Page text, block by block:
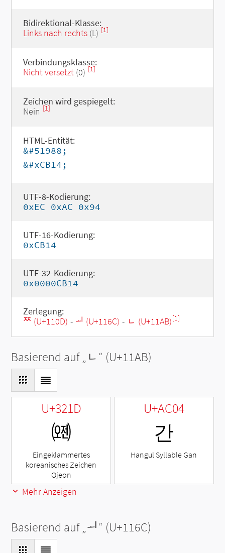
Bidirektional-Klasse:
Links nach rechts(L) [1]
Verbindungsklasse:
Nicht versetzt(0) [1]
Zeichen wird gespiegelt:
Nein [1]
HTML-Entität:
&#51988;
&#xCB14;
UTF-8-Kodierung:
0xEC 0xAC 0x94
UTF-16-Kodierung:
0xCB14
UTF-32-Kodierung:
0x0000CB14
Zerlegung:
ᄍ (U+110D) - ᅬ (U+116C) - ᆫ (U+11AB)[1]
Basierend auf „ ᆫ“ (U+11AB)
U+321D
㈝
Eingeklammertes
koreanisches Zeichen
Ojeon
U+AC04
간
Hangul Syllable Gan
Mehr Anzeigen
Basierend auf „ᅬ“ (U+116C)